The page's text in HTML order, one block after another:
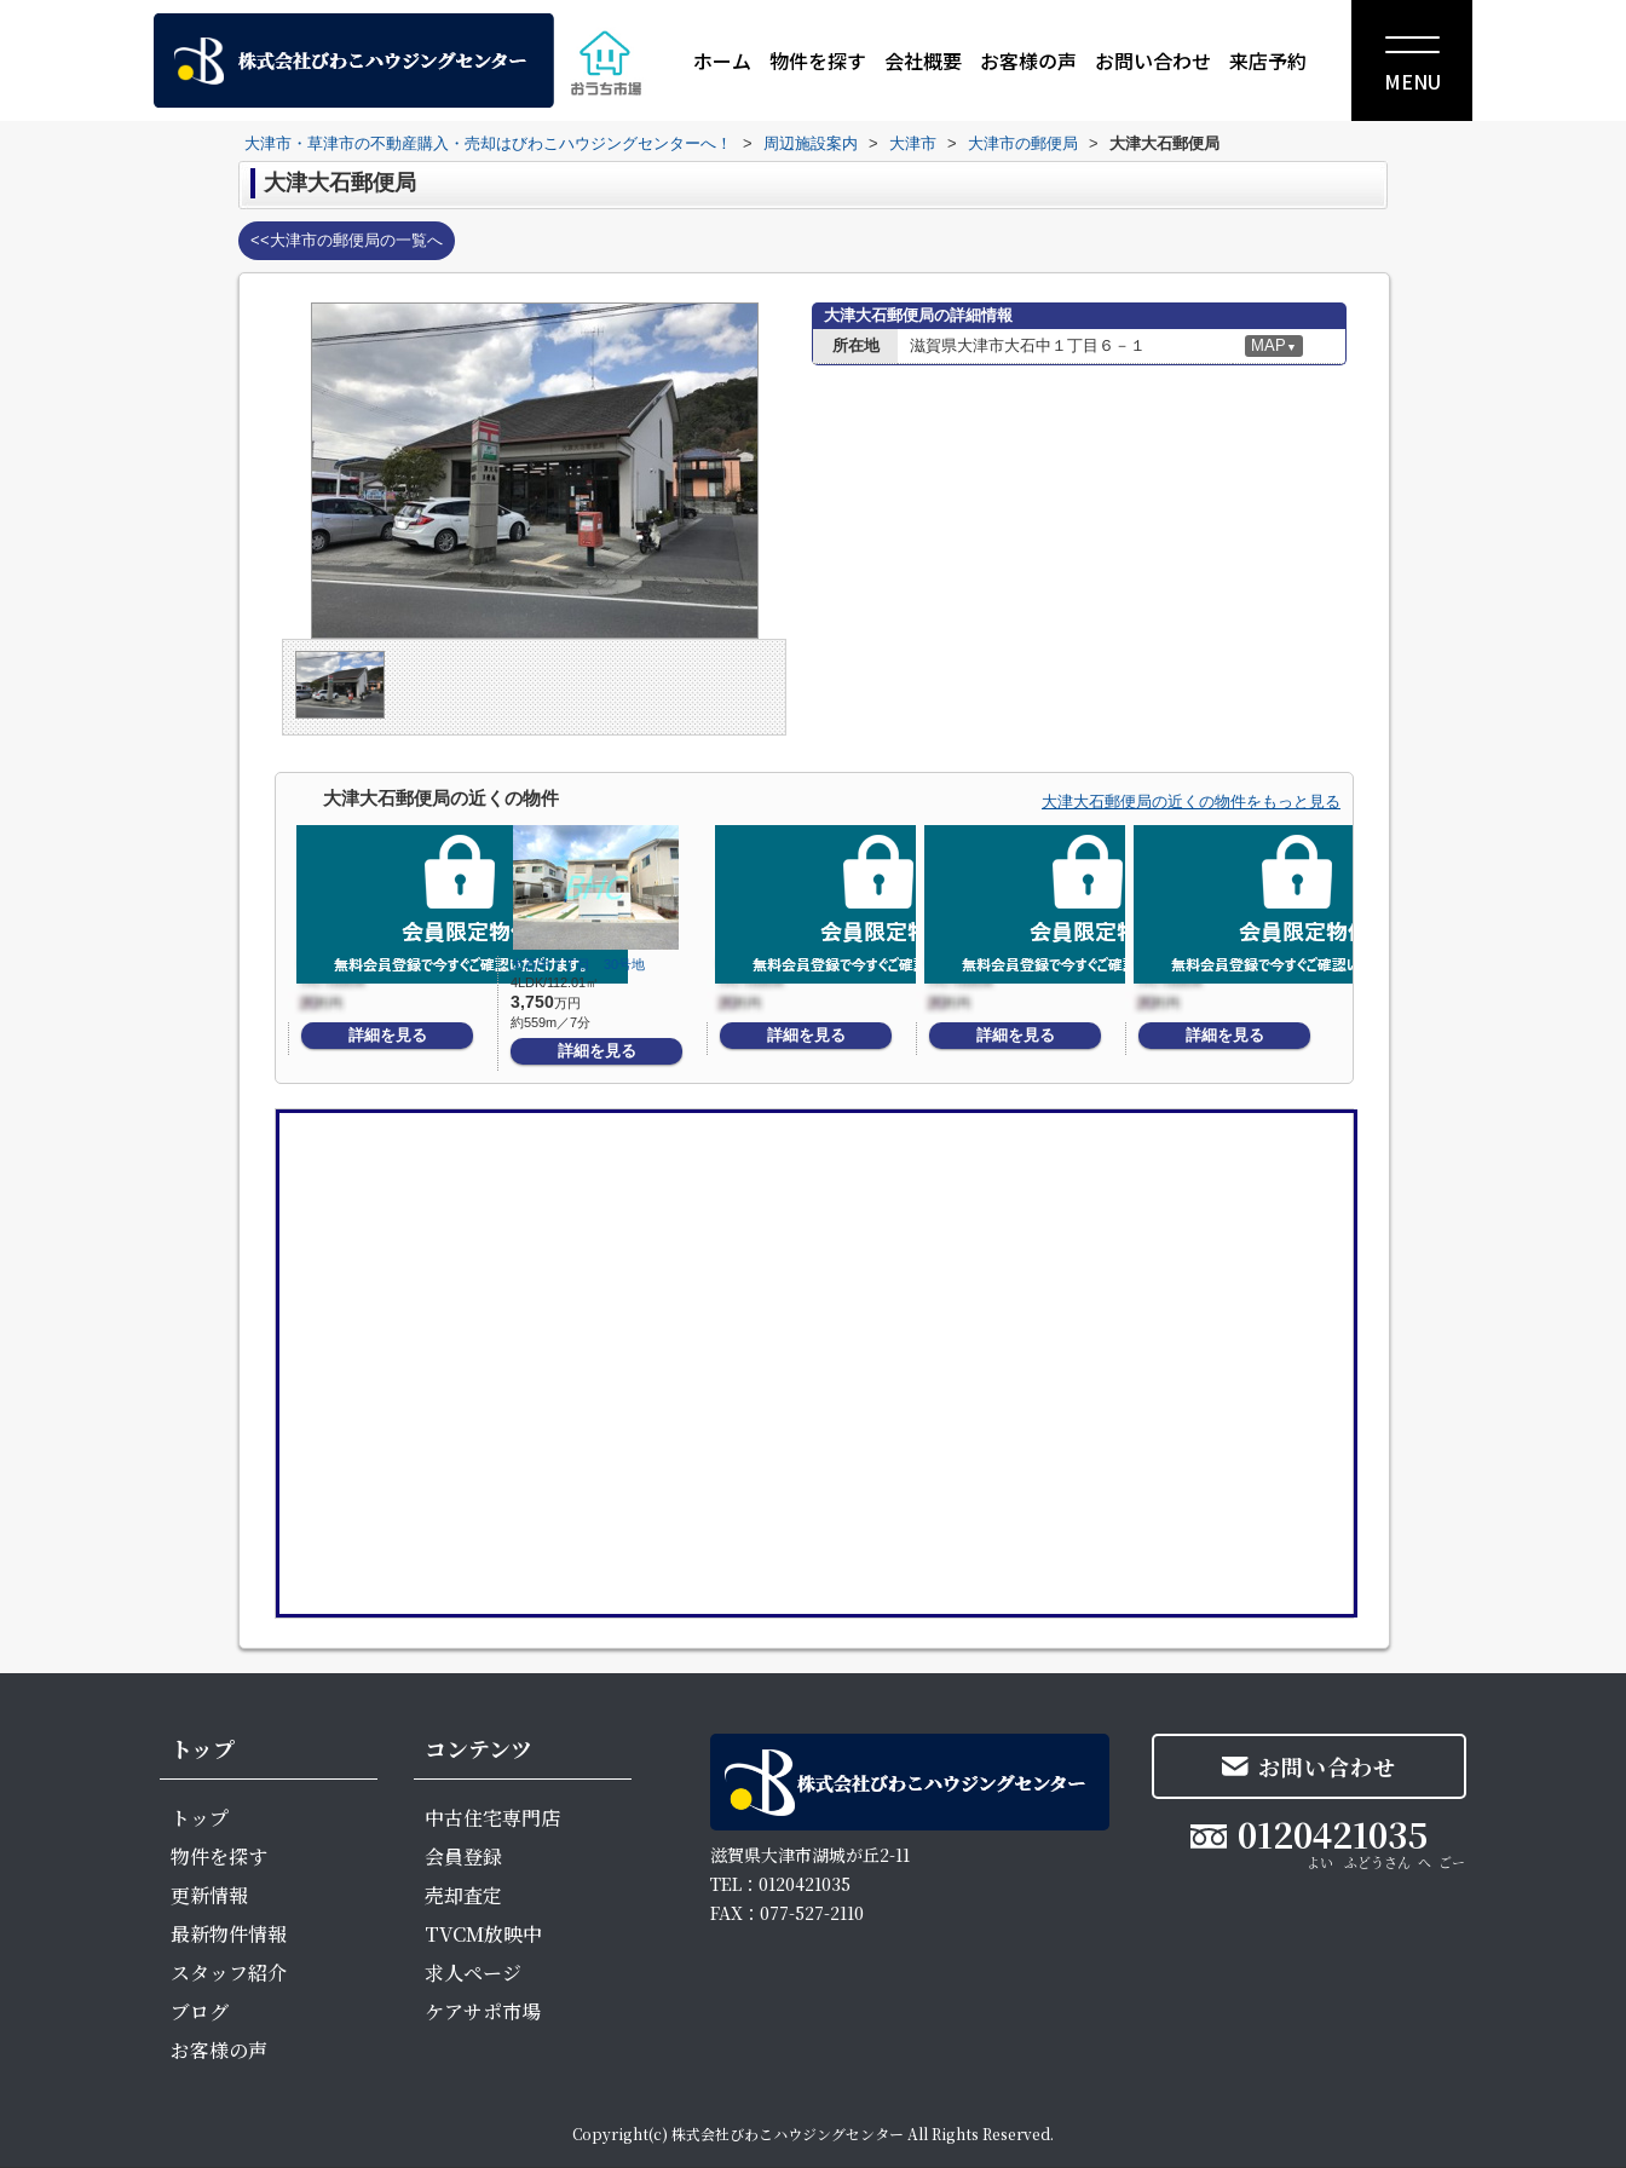
ホーム 物件を探す 会社概要 お客様の声 お問い合わせ 来店予約
MENU
大津市・草津市の不動産購入・売却はびわこハウジングセンターへ！ > 周辺施設案内 > 大津市 > 大津市の郵便局 > 大津大石郵便局
大津大石郵便局
<<大津市の郵便局の一覧へ
大津大石郵便局の詳細情報
所在地
滋賀県大津市大石中１丁目６－１ MAP ▼
大津大石郵便局の近くの物件 大津大石郵便局の近くの物件をもっと見る
詳細を見る
大石中７丁目 30号地
4LDK/112.01㎡
3,750万円
約559m／7分
詳細を見る
詳細を見る 詳細を見る 詳細を見る
トップ
トップ
物件を探す
更新情報
最新物件情報
スタッフ紹介
ブログ
お客様の声
コンテンツ
中古住宅専門店
会員登録
売却査定
TVCM放映中
求人ページ
ケアサポ市場
滋賀県大津市湖城が丘2-11
TEL：0120421035
FAX：077-527-2110
お問い合わせ
0120421035
Copyright(c) 株式会社びわこハウジングセンター All Rights Reserved.